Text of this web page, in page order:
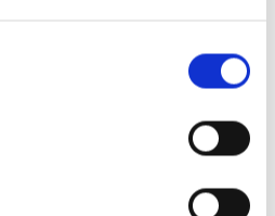
cu personal duce la